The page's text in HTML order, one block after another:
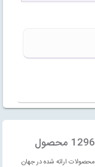
1296 محصول
محصولات ارائه شده در جهان